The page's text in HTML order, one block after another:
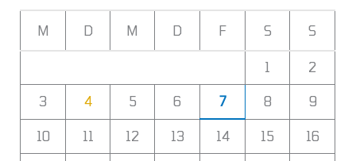
M D M D F S S
1 2
3 4 5 6 7 8 9
10 11 12 13 14 15 16